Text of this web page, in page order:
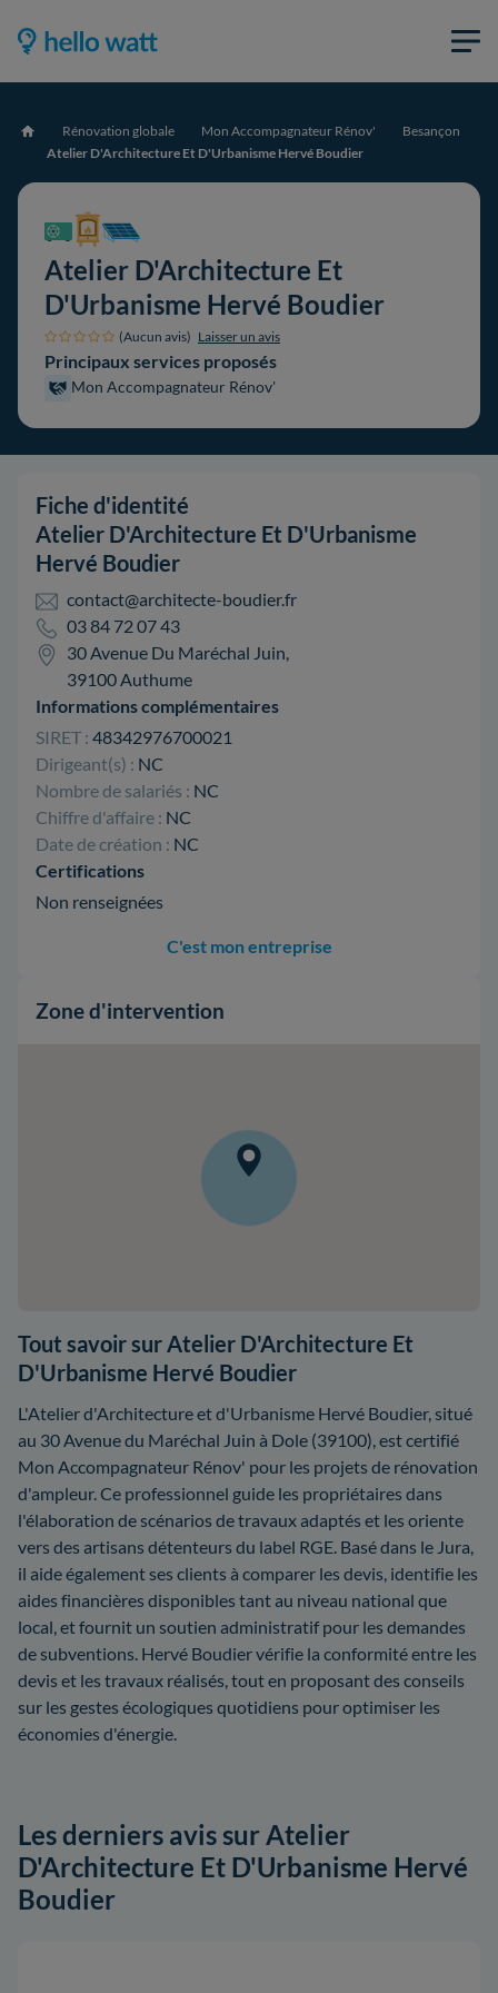
Accueil Rénovation globale Mon Accompagnateur Rénov'
Besançon
Atelier D'Architecture Et D'Urbanisme Hervé Boudier
Atelier D'Architecture Et
D'Urbanisme Hervé Boudier
(Aucun avis) Laisser un avis
Principaux services proposés
Mon Accompagnateur Rénov'
Fiche d'identité
Atelier D'Architecture Et D'Urbanisme
Hervé Boudier
contact@architecte-boudier.fr
03 84 72 07 43
30 Avenue Du Maréchal Juin,
39100 Authume
Informations complémentaires
SIRET : 48342976700021
Dirigeant(s) : NC
Nombre de salariés : NC
Chiffre d'affaire : NC
Date de création : NC
Certifications
Non renseignées
C'est mon entreprise
Zone d'intervention
Tout savoir sur Atelier D'Architecture Et
D'Urbanisme Hervé Boudier
L'Atelier d'Architecture et d'Urbanisme Hervé Boudier, situé
au 30 Avenue du Maréchal Juin à Dole (39100), est certifié
Mon Accompagnateur Rénov' pour les projets de rénovation
d'ampleur. Ce professionnel guide les propriétaires dans
l'élaboration de scénarios de travaux adaptés et les oriente
vers des artisans détenteurs du label RGE. Basé dans le Jura,
il aide également ses clients à comparer les devis, identifie les
aides financières disponibles tant au niveau national que
local, et fournit un soutien administratif pour les demandes
de subventions. Hervé Boudier vérifie la conformité entre les
devis et les travaux réalisés, tout en proposant des conseils
sur les gestes écologiques quotidiens pour optimiser les
économies d'énergie.
Les derniers avis sur Atelier
D'Architecture Et D'Urbanisme Hervé
Boudier